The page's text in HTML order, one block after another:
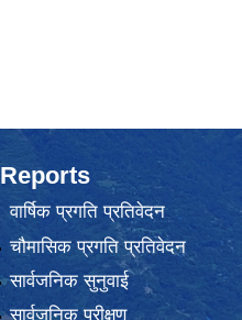
Reports
वार्षिक प्रगति प्रतिवेदन
चौमासिक प्रगति प्रतिवेदन
सार्वजनिक सुनुवाई
सार्वजनिक परीक्षण